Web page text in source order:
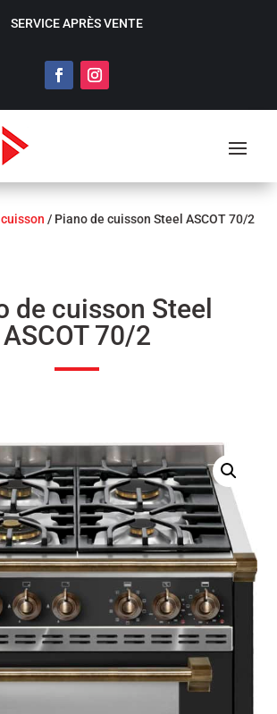
SERVICE APRÈS VENTE
/ Piano de cuisson Steel ASCOT 70/2
de cuisson Steel
ASCOT 70/2